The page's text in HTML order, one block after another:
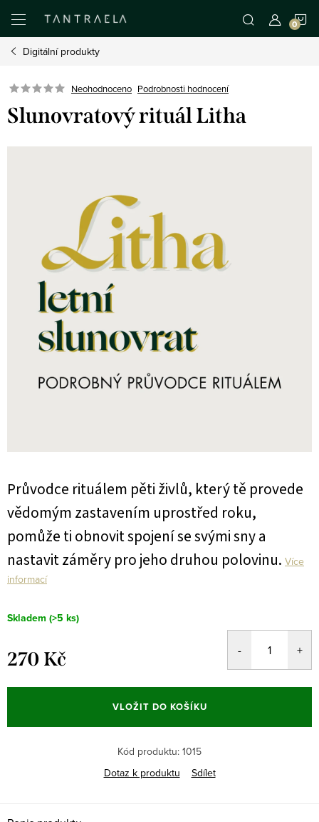
obsah
Digitální produkty
Neohodnoceno Podrobnosti hodnocení
Slunovratový rituál Litha
Průvodce rituálem pěti živlů, který tě provede
vědomým zastavením uprostřed roku,
pomůže ti obnovit spojení se svými sny a
nastavit záměry pro jeho druhou polovinu. Více
informací
Skladem (>5 ks)
270 Kč
cena:
VLOŽIT DO KOŠÍKU
Kód produktu: 1015
Dotaz k produktu
Sdílet